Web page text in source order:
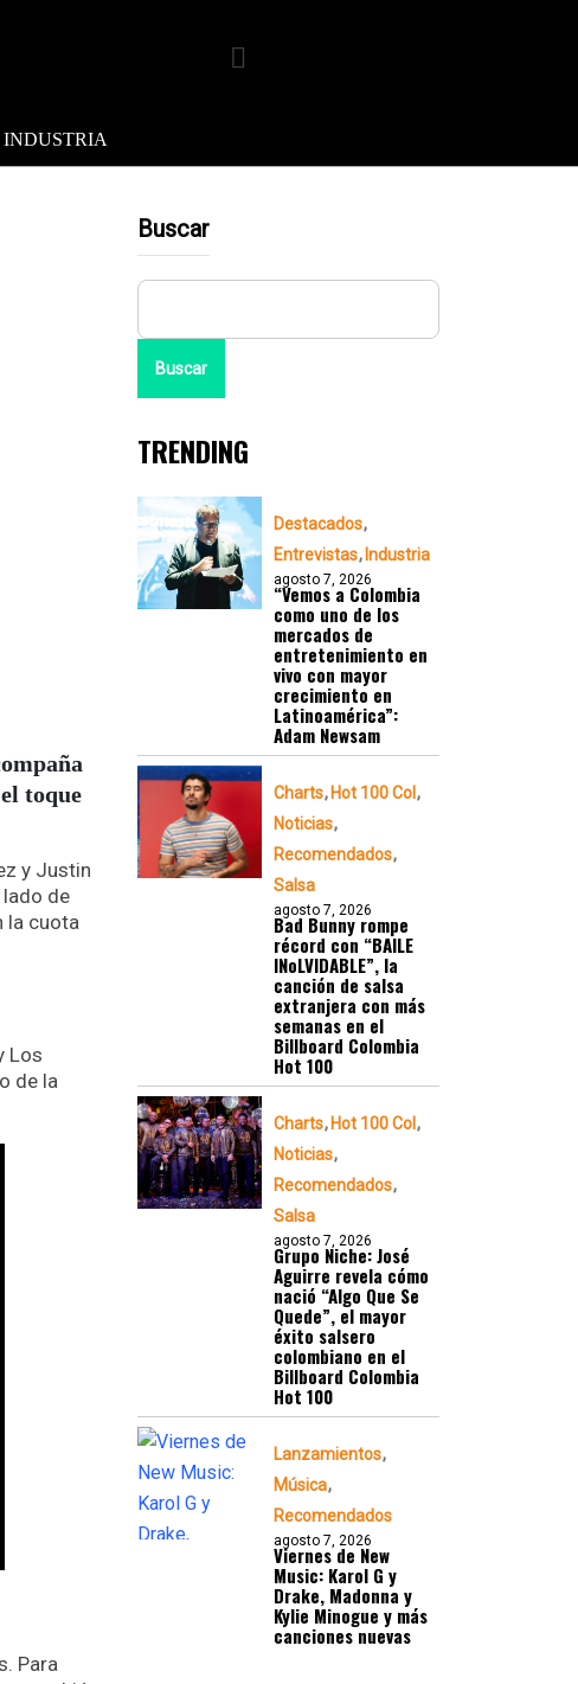
INDUSTRIA
toque
y Justin
lado de
la cuota
Los
de la
Para
Buscar
Buscar
TRENDING
Destacados
Entrevistas Industria
agosto 7, 2026
“Vemos a Colombia
como uno de los
mercados de
entretenimiento en
vivo con mayor
crecimiento en
Latinoamérica”:
Adam Newsam
Charts Hot 100 Col
Noticias
Recomendados
Salsa
agosto 7, 2026
Bad Bunny rompe
récord con “BAILE
INoLVIDABLE”, la
canción de salsa
extranjera con más
semanas en el
Billboard Colombia
Hot 100
Charts Hot 100 Col
Noticias
Recomendados
Salsa
agosto 7, 2026
Grupo Niche: José
Aguirre revela cómo
nació “Algo Que Se
Quede”, el mayor
éxito salsero
colombiano en el
Billboard Colombia
Hot 100
Lanzamientos
Música
Recomendados
agosto 7, 2026
Viernes de New
Music: Karol G y
Drake, Madonna y
Kylie Minogue y más
canciones nuevas